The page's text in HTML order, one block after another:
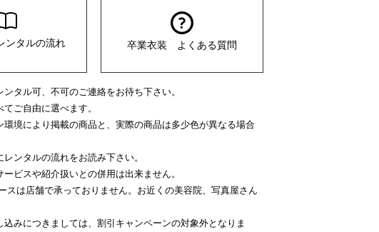
タルの流れ 卒業衣装 よくある質問
タル可、不可のご連絡をお待ち下さい。
ご自由に選べます。
環境により掲載の商品と、実際の商品は多少色が異なる場合
ンタルの流れをお読み下さい。
ビスや紹介扱いとの併用は出来ません。
スは店舗で承っておりません。お近くの美容院、写真屋さん
みにつきましては、割引キャンペーンの対象外となりま